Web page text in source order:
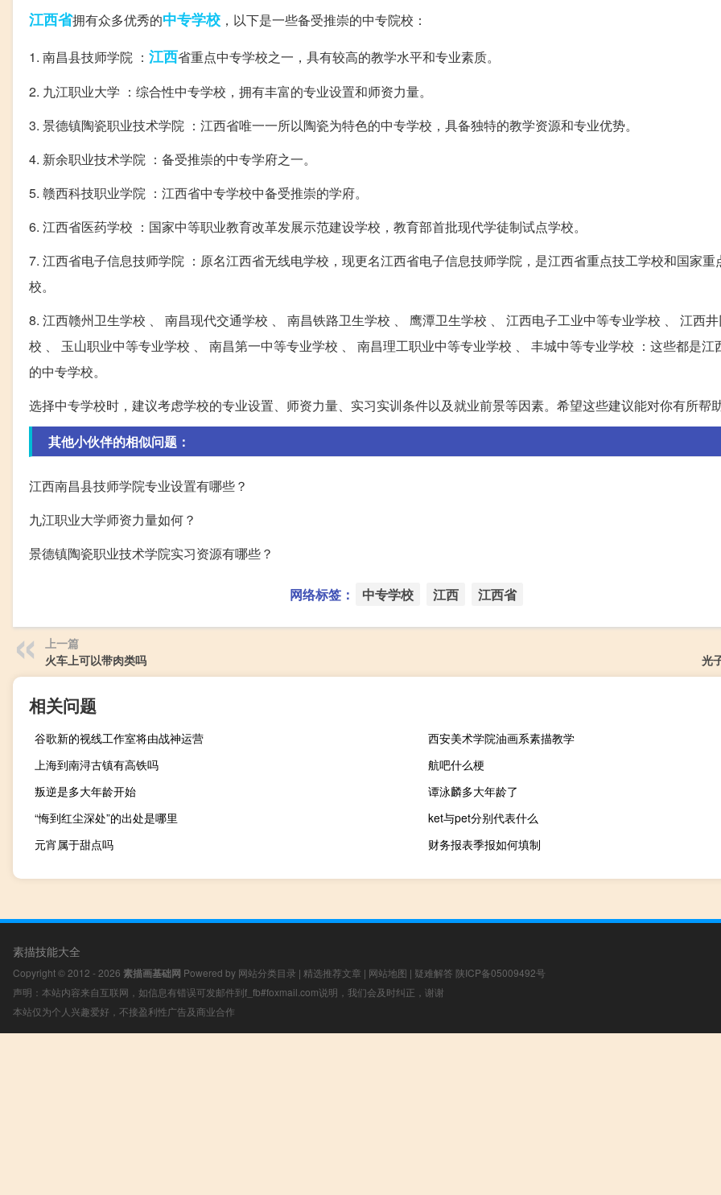
江西省拥有众多优秀的中专学校 ，以下是一些备受推崇的中专院校：
1. 南昌县技师学院 ： 江西省重点中专学校之一，具有较高的教学水平和专业素质。
2. 九江职业大学 ：综合性中专学校，拥有丰富的专业设置和师资力量。
3. 景德镇陶瓷职业技术学院 ：江西省唯一一所以陶瓷为特色的中专学校，具备独特的教学资源和专业优势。
4. 新余职业技术学院 ：备受推崇的中专学府之一。
5. 赣西科技职业学院 ：江西省中专学校中备受推崇的学府。
6. 江西省医药学校 ：国家中等职业教育改革发展示范建设学校，教育部首批现代学徒制试点学校。
7. 江西省电子信息技师学院 ：原名江西省无线电学校，现更名江西省电子信息技师学院，是江西省重点技工学校和国家重
校。
8. 江西赣州卫生学校 、 南昌现代交通学校 、 南昌铁路卫生学校 、 鹰潭卫生学校 、 江西电子工业中等专业学校 、 江西
校 、 玉山职业中等专业学校 、 南昌第一中等专业学校 、 南昌理工职业中等专业学校 、 丰城中等专业学校 ：这些都是江
的中专学校。
选择中专学校时，建议考虑学校的专业设置、师资力量、实习实训条件以及就业前景等因素。希望这些建议能对你有所帮
其他小伙伴的相似问题：
江西南昌县技师学院专业设置有哪些？
九江职业大学师资力量如何？
景德镇陶瓷职业技术学院实习资源有哪些？
网络标签： 中专学校 江西 江西省
上一篇
火车上可以带肉类吗
光
相关问题
谷歌新的视线工作室将由战神运营
西安美术学院油画系素描教学
上海到南浔古镇有高铁吗
航吧什么梗
叛逆是多大年龄开始
谭泳麟多大年龄了
“悔到红尘深处”的出处是哪里
ket与pet分别代表什么
元宵属于甜点吗
财务报表季报如何填制
素描技能大全
Copyright © 2012 - 2026 素描画基础网 Powered by 网站分类目录 | 精选推荐文章 | 网站地图 | 疑难解答 陕ICP备05009492号
声明：本站内容来自互联网，如信息有错误可发邮件到f_fb#foxmail.com说明，我们会及时纠正，谢谢
本站仅为个人兴趣爱好，不接盈利性广告及商业合作